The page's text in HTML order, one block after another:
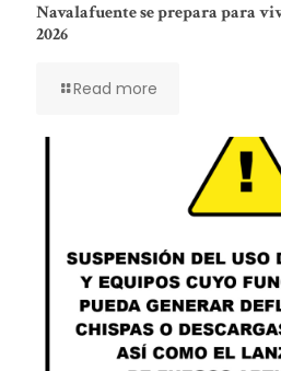
Navalafuente se prepara para
2026
Read more